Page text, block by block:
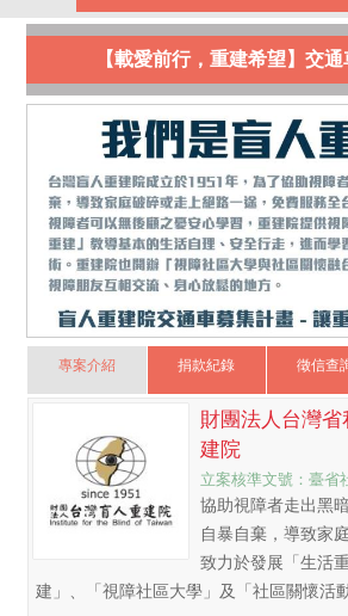
【載愛前行，重建希望】交
專案介紹 捐款紀錄 徵信查
財團法人台灣
建院
立案核準文號：臺省
協助視障者走出黑
自暴自棄，導致家
致力於發展「生活
建」、「視障社區大學」及「社區關懷活